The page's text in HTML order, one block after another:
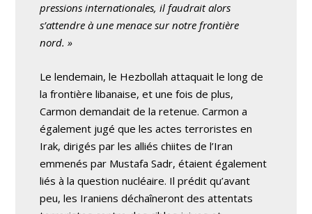
pressions internationales, il faudrait alors
s’attendre à une menace sur notre frontière
nord. »
Le lendemain, le Hezbollah attaquait le long de
la frontière libanaise, et une fois de plus,
Carmon demandait de la retenue. Carmon a
également jugé que les actes terroristes en
Irak, dirigés par les alliés chiites de l’Iran
emmenés par Mustafa Sadr, étaient également
liés à la question nucléaire. Il prédit qu’avant
peu, les Iraniens déchaîneront des attentats